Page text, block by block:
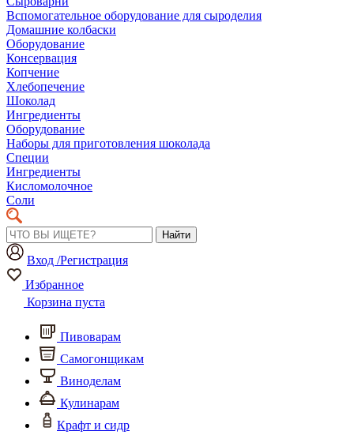
Вспомогательное оборудование для сыроделия
Домашние колбаски
Оборудование
Консервация
Копчение
Хлебопечение
Шоколад
Ингредиенты
Оборудование
Наборы для приготовления шоколада
Специи
Ингредиенты
Кисломолочное
Соли
Найти
Вход /Регистрация
Избранное
Корзина пуста
Пивоварам
Самогонщикам
Виноделам
Кулинарам
Крафт и сидр